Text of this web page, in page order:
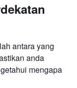
antara yang
anda
mengapa